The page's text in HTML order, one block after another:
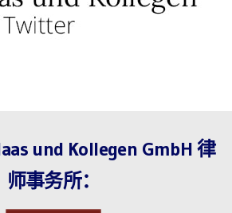
und Kollegen GmbH 律
师事务所：